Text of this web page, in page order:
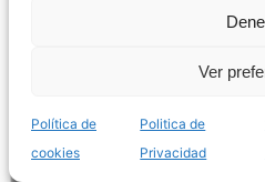
Ver
Política de
cookies
Politica de
Privacidad
comprar por Internet – Los